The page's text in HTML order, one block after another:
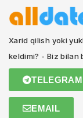
Xarid qilish yoki
keldimi? - Biz bilan
TELEGRAM
EMAIL